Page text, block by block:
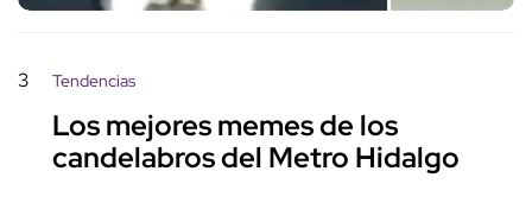
3 Tendencias
Los mejores memes de los
candelabros del Metro Hidalgo